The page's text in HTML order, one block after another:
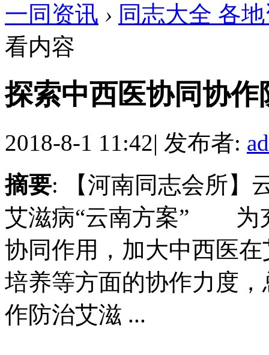
一同资讯 › 同志大全 各
看内容
探索中西医协同协作
2018-8-1 11:42| 发布者:
摘要: 【河南同志会所】
艾滋病“云南方案” 为
协同作用，加大中西医
培养等方面的协作力度
作防治艾滋 ...